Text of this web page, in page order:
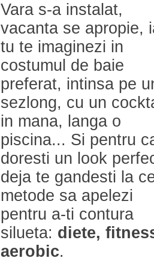
Vara s-a instalat,
vacanta se apropie,
tu te imaginezi in
costumul de baie
preferat, intinsa pe
sezlong, cu un
in mana, langa o
piscina... Si pentru
doresti un look
deja te gandesti la
metode sa apelezi
pentru a-ti contura
silueta: diete,
aerobic.